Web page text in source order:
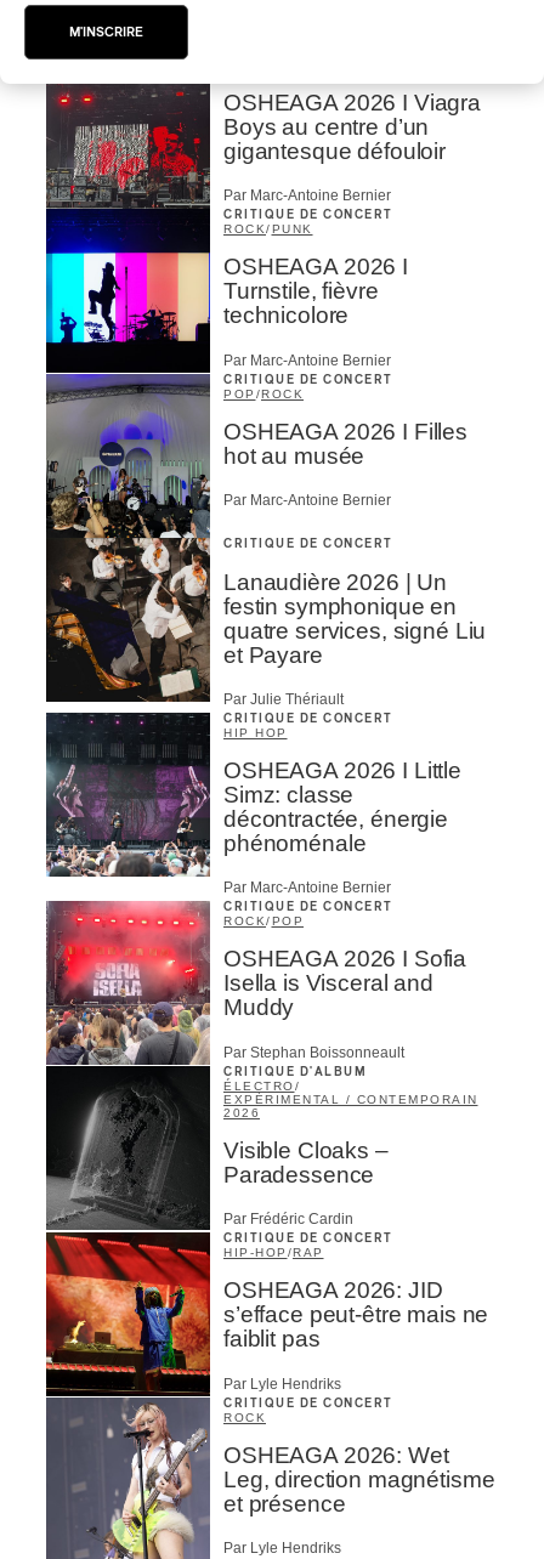
OSHEAGA 2026 I Viagra
Boys au centre d’un
gigantesque défouloir
Par Marc-Antoine Bernier
CRITIQUE DE CONCERT
ROCK/PUNK
OSHEAGA 2026 I
Turnstile, fièvre
technicolore
Par Marc-Antoine Bernier
CRITIQUE DE CONCERT
POP /ROCK
OSHEAGA 2026 I Filles
hot au musée
Par Marc-Antoine Bernier
CRITIQUE DE CONCERT
Lanaudière 2026 | Un
festin symphonique en
quatre services, signé Liu
et Payare
Par Julie Thériault
CRITIQUE DE CONCERT
HIP HOP
OSHEAGA 2026 I Little
Simz: classe
décontractée, énergie
phénoménale
Par Marc-Antoine Bernier
CRITIQUE DE CONCERT
ROCK/ POP
OSHEAGA 2026 I Sofia
Isella is Visceral and
Muddy
Par Stephan Boissonneault
CRITIQUE D'ALBUM
ÉLECTRO/
EXPÉRIMENTAL / CONTEMPORAIN
2026
Visible Cloaks –
Paradessence
Par Frédéric Cardin
CRITIQUE DE CONCERT
HIP-HOP /RAP
OSHEAGA 2026: JID
s’efface peut-être mais ne
faiblit pas
Par Lyle Hendriks
CRITIQUE DE CONCERT
ROCK
OSHEAGA 2026: Wet
Leg, direction magnétisme
et présence
Par Lyle Hendriks
M'INSCRIRE